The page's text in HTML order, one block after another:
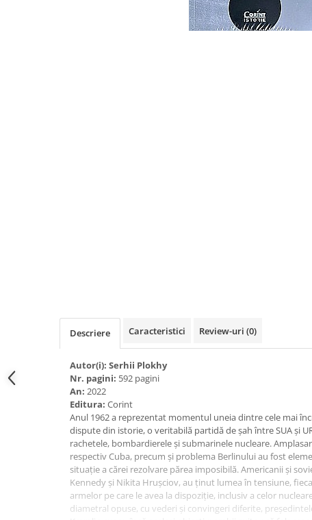
Noutăți
Evenimentul Istoric
Evenimentul istoric - editii
Descriere Caracteristici Review-uri (0)
Autor(i): Serhii Plokhy
Nr. pagini: 592 pagini
An: 2022
Editura: Corint
Anul 1962 a reprezentat momentul uneia dintre cele mai
dispute din istorie, o veritabilă partidă de șah între SUA și
rachetele, bombardierele și submarinele nucleare.
respectiv Cuba, precum și problema Berlinului au fost
situație a cărei rezolvare părea imposibilă. Americanii și
Kennedy și Nikita Hrușciov, au ținut lumea în tensiune,
armelor pe care le avea la dispoziție, inclusiv a celor
diametral opuse, cu vederi și convingeri diferite,